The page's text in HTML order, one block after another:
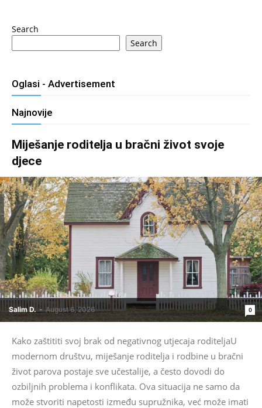
Search
Search
Oglasi - Advertisement
Najnovije
Miješanje roditelja u bračni život svoje
djece
Salim D. - August 6, 2026 0
Kako zaštititi svoj brak od negativnog utjecaja roditeljaU
modernom društvu, miješanje roditelja i rodbine u bračni
život parova postaje sve učestalije, a često dovodi do
ozbiljnih problema i konflikata. Ova situacija ne samo da
može stvoriti napetosti između supružnika, već može imati